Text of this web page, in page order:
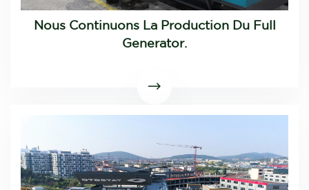
Nous Continuons La Production Du Full
Generator.